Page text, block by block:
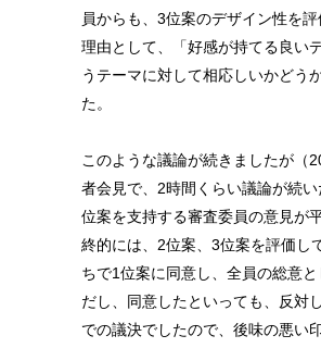
員からも、3位案のデザイン性を
理由として、「好感が持てる良い
うテーマに対して相応しいかどう
た。
このような議論が続きましたが（
者会見で、2時間くらい議論が続
位案を支持する審査委員の意見が
終的には、2位案、3位案を評価し
ちで1位案に同意し、全員の総意
だし、同意したといっても、反対
での議決でしたので、後味の悪い